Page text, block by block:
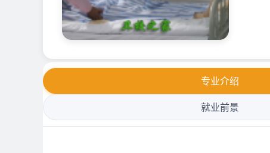
专业介绍
就业前景